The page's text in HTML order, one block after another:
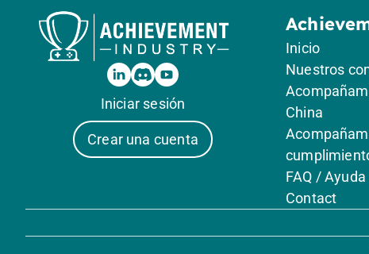
Iniciar sesión
Crear una cuenta
Inicio
Nuestros
China
FAQ / Ayuda
Contact